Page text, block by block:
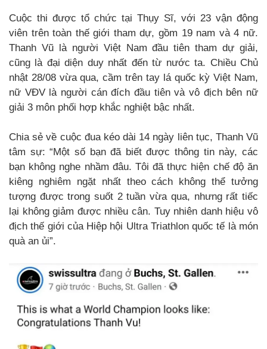
Cuộc thi được tổ chức tại Thụy Sĩ, với 23 vận động
viên trên toàn thế giới tham dự, gồm 19 nam và 4 nữ.
Thanh Vũ là người Việt Nam đầu tiên tham dự giải,
cũng là đại diện duy nhất đến từ nước ta. Chiều Chủ
nhật 28/08 vừa qua, cầm trên tay lá quốc kỳ Việt Nam,
nữ VĐV là người cán đích đầu tiên và vô địch bên nữ
giải 3 môn phối hợp khắc nghiệt bậc nhất.
Chia sẻ về cuộc đua kéo dài 14 ngày liên tục, Thanh Vũ
tâm sự: “Một số bạn đã biết được thông tin này, các
bạn không nghe nhầm đâu. Tôi đã thực hiện chế độ ăn
kiêng nghiêm ngặt nhất theo cách không thể tưởng
tượng được trong suốt 2 tuần vừa qua, nhưng rất tiếc
lại không giảm được nhiều cân. Tuy nhiên danh hiệu vô
địch thế giới của Hiệp hội Ultra Triathlon quốc tế là món
quà an ủi”.